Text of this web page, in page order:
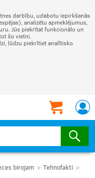
darbību, uzlabotu iepirkšanās
analizētu apmeklējumus,
Jūs piekrītat funkcionālo un
šo vietni.
lūdzu piekrītiet analītisko
birojam
Tehnofakti